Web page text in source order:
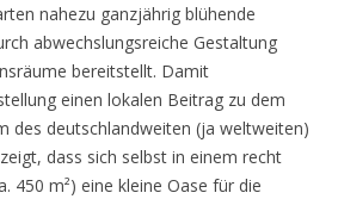
nahezu ganzjährig blühende
abwechslungsreiche Gestaltung
bereitstellt. Damit
einen lokalen Beitrag zu dem
des deutschlandweiten (ja weltweiten)
dass sich selbst in einem recht
450 m²) eine kleine Oase für die